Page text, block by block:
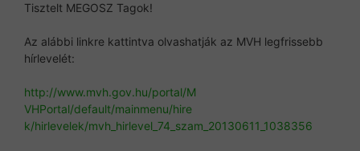
Tisztelt MEGOSZ Tagok!
Az alábbi linkre kattintva olvashatják az MVH legfrissebb
hírlevelét:
http://www.mvh.gov.hu/portal/M
VHPortal/default/mainmenu/hire
k/hirlevelek/mvh_hirlevel_74_ szam_20130611_1038356